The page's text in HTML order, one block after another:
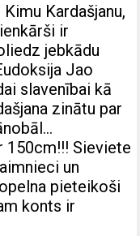
Kardašjanu,
ir
jebkādu
Jao
slavenībai kā
zinātu par
150cm!!! Sieviete
un
pieteikoši
konts ir